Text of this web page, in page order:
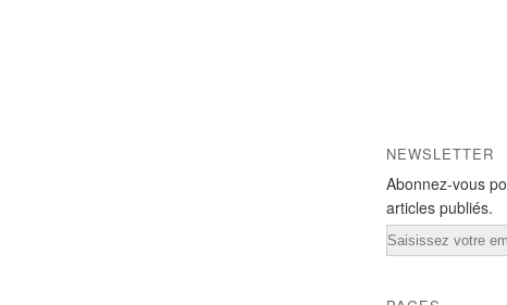
NEWSLETTER
Abonnez-vous
articles publiés.
Email